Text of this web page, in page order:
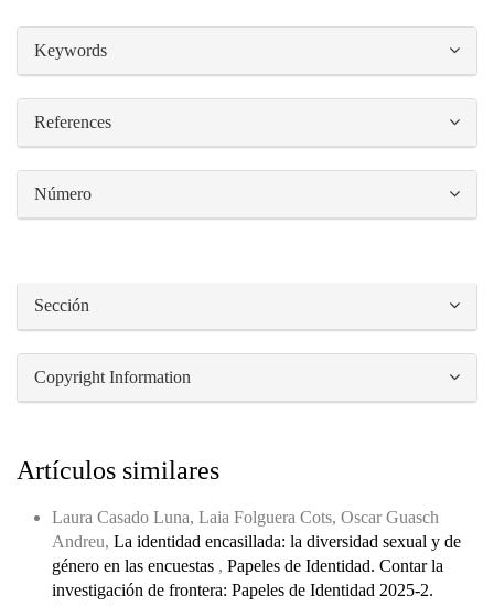
Keywords
References
Número
Sección
Copyright Information
Artículos similares
Laura Casado Luna, Laia Folguera Cots, Oscar Guasch
Andreu, La identidad encasillada: la diversidad sexual y de
género en las encuestas , Papeles de Identidad. Contar la
investigación de frontera: Papeles de Identidad 2025-2.